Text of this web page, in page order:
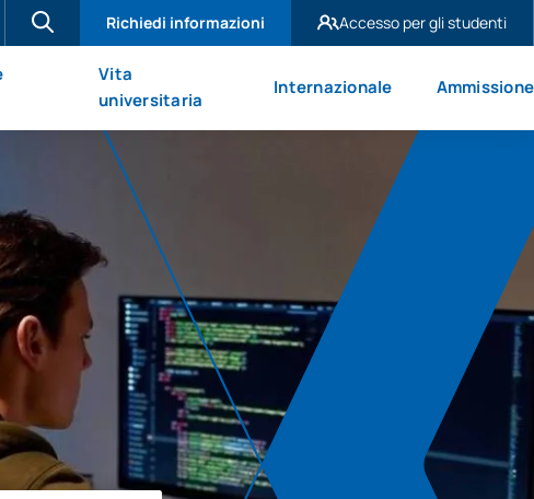
Richiedi informazioni
Accesso per gli studenti
UAX Mare Nostrum
Vita
universitaria
Internazionale Ammissione